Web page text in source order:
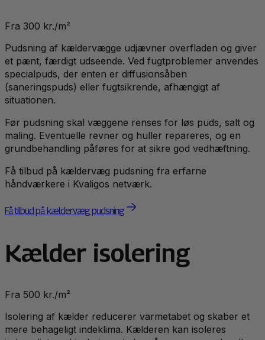
Fra 300 kr./m²
Pudsning af kældervægge udjævner overfladen og giver
et pænt, færdigt udseende. Ved fugtproblemer anvendes
specialpuds, der enten er diffusionsåben
(saneringspuds) eller fugtsikrende, afhængigt af
situationen.
Før pudsning skal væggene renses for løs puds, salt og
maling. Eventuelle revner og huller repareres, og en
grundbehandling påføres for at sikre god vedhæftning.
Få tilbud på kældervæg pudsning fra erfarne
håndværkere i Kvaligos netværk.
Få tilbud på kældervæg pudsning
Kælder isolering
Fra 500 kr./m²
Isolering af kælder reducerer varmetabet og skaber et
mere behageligt indeklima. Kælderen kan isoleres